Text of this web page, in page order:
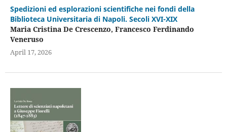
Spedizioni ed esplorazioni scientifiche nei fondi della
Biblioteca Universitaria di Napoli. Secoli XVI-XIX
Maria Cristina De Crescenzo, Francesco Ferdinando
Veneruso
April 17, 2026